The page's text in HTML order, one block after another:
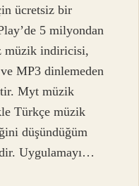
ücretsiz bir
5 milyondan
müzik indiricisi,
MP3 dinlemeden
Myt müzik
Türkçe müzik
düşündüğüm
Uygulamayı…